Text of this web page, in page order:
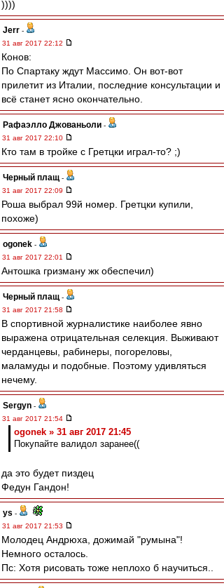
))))
Jerr -
31 авг 2017 22:12
Конов:
По Спартаку ждут Массимо. Он вот-вот
прилетит из Италии, последние консультации и
всё станет ясно окончательно.
Рафаэлло Джованьоли -
31 авг 2017 22:10
Кто там в тройке с Гретцки играл-то? ;)
Черный плащ -
31 авг 2017 22:09
Роша выбрал 99й номер. Гретцки купили,
похоже)
ogonek -
31 авг 2017 22:01
Антошка гризману жк обеспечил)
Черный плащ -
31 авг 2017 21:58
В спортивной журналистике наиболее явно
выражена отрицательная селекция. Выживают
черданцевы, рабинеры, погореловы,
маламуды и подобные. Поэтому удивляться
нечему.
Sergyn -
31 авг 2017 21:54
ogonek » 31 авг 2017 21:45
Покупайте валидол заранее((
да это будет пиздец
Федун Гандон!
ys -
31 авг 2017 21:53
Молодец Андрюха, дожимай "румына"!
Немного осталось.
Пс: Хотя рисовать тоже неплохо б научиться..